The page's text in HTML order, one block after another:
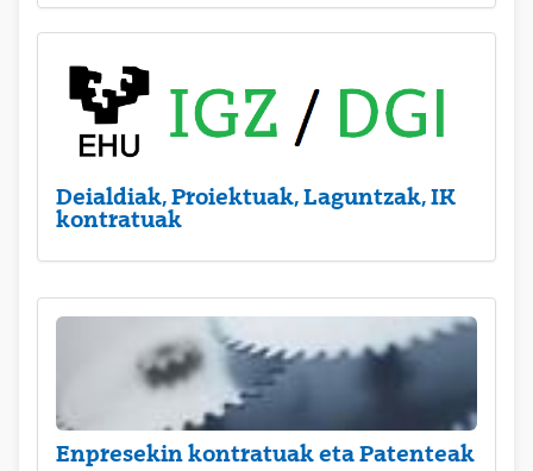
Deialdiak, Proiektuak, Laguntzak, IK
kontratuak
Enpresekin kontratuak eta Patenteak